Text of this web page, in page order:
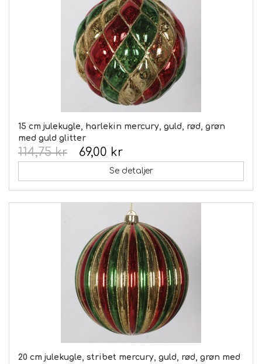
15 cm julekugle, harlekin mercury, guld, rød, grøn
med guld glitter
69,00 kr
114,75 kr
Se detaljer
20 cm julekugle, stribet mercury, guld, rød, grøn med